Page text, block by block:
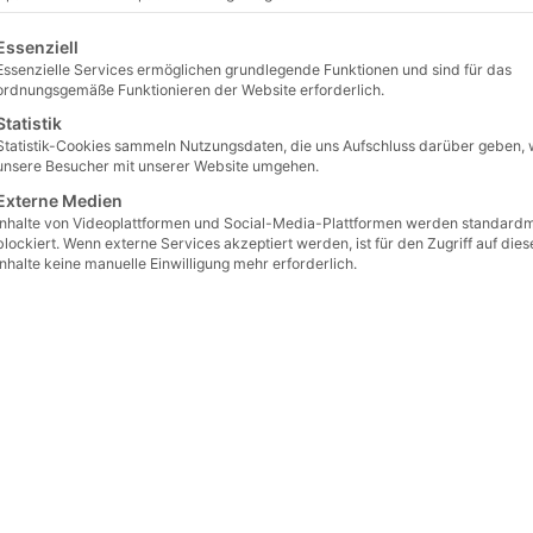
80mm
€37,90
Preis / m² ab
€
Preis / m² ab
eine Liste der Service-Gruppen, für die eine
Services ermöglichen grundlegende Funktionen und sind für das
Funktionieren der Website erforderlich.
Cookies sammeln Nutzungsdaten, die uns Aufschluss darüber geben,
Besucher mit unserer Website umgehen.
Medien
von Videoplattformen und Social-Media-Plattformen werden
Wenn externe Services akzeptiert werden, ist für den Zugriff auf
keine manuelle Einwilligung mehr erforderlich.